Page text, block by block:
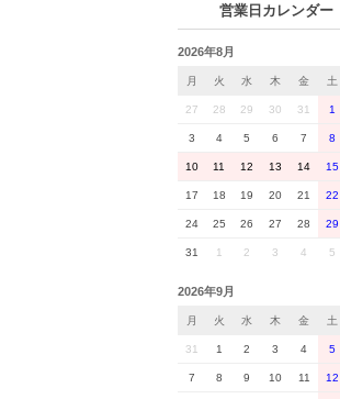
営業日カレンダー
2026年8月
月 火 水 木 金 土
27 28 29 30 31 1
3 4 5 6 7 8
10 11 12 13 14 15
17 18 19 20 21 22
24 25 26 27 28 29
31 1 2 3 4 5
2026年9月
月 火 水 木 金 土
31 1 2 3 4 5
7 8 9 10 11 12